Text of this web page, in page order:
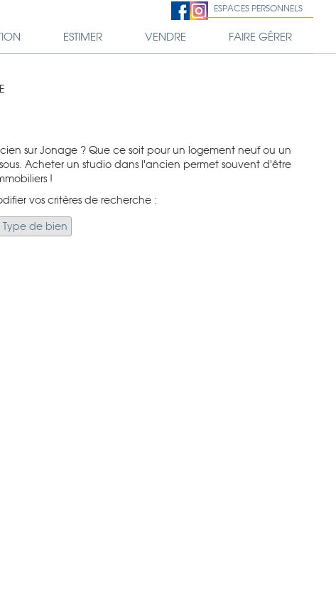
ESPACES PERSONNELS
ESTIMER VENDRE FAIRE GÉRER
sur Jonage ? Que ce soit pour un logement neuf ou un
Acheter un studio dans l'ancien permet souvent d'être
!
vos critères de recherche :
Type de bien